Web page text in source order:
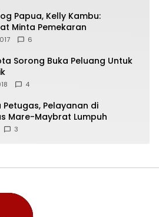
Papua, Kelly Kambu:
Minta Pemekaran
6
Sorong Buka Peluang Untuk
4
Petugas, Pelayanan di
Mare-Maybrat Lumpuh
3